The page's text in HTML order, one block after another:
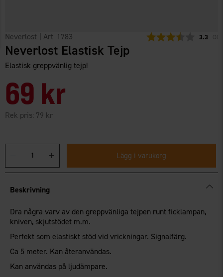
Neverlost | Art 1783 3.3
Neverlost Elastisk Tejp
Elastisk greppvänlig tejp!
69 kr
Rek pris: 79 kr
Lägg i varukorg
Beskrivning
Dra några varv av den greppvänliga tejpen runt ficklampan,
kniven, skjutstödet m.m.
Perfekt som elastiskt stöd vid vrickningar. Signalfärg.
Ca 5 meter. Kan återanvändas.
Kan användas på ljudämpare.